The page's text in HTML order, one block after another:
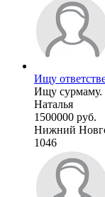
Ищу
Ищу сурмаму.
Наталья
1500000 руб.
Нижний
1046